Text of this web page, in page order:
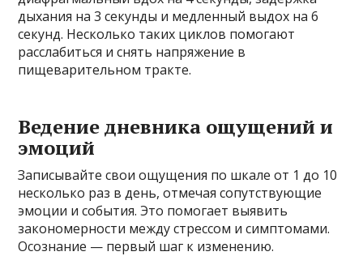
дыхания на 3 секунды и медленный выдох на 6
секунд. Несколько таких циклов помогают
расслабиться и снять напряжение в
пищеварительном тракте.
Ведение дневника ощущений и
эмоций
Записывайте свои ощущения по шкале от 1 до 10
несколько раз в день, отмечая сопутствующие
эмоции и события. Это помогает выявить
закономерности между стрессом и симптомами.
Осознание — первый шаг к изменению.